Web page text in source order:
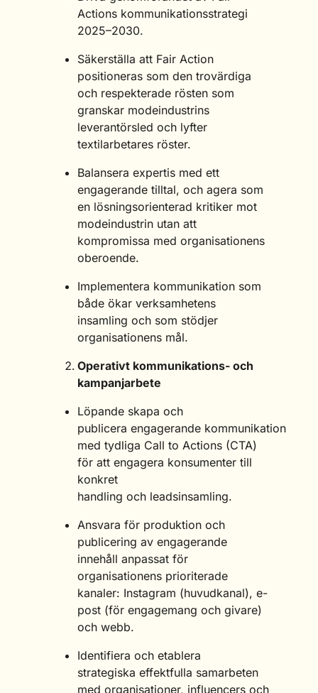
Actions kommunikationsstrategi
2025–2030.
Säkerställa att Fair Action
positioneras som den trovärdiga
och respekterade rösten som
granskar modeindustrins
leverantörsled och lyfter
textilarbetares röster.
Balansera expertis med ett
engagerande tilltal, och agera som
en lösningsorienterad kritiker mot
modeindustrin utan att
kompromissa med organisationens
oberoende.
Implementera kommunikation som
både ökar verksamhetens
insamling och som stödjer
organisationens mål.
Operativt kommunikations- och
kampanjarbete
Löpande skapa och
publicera engagerande kommunikation
med tydliga Call to Actions (CTA)
för att engagera konsumenter till
konkret
handling och leadsinsamling.
Ansvara för produktion och
publicering av engagerande
innehåll anpassat för
organisationens prioriterade
kanaler: Instagram (huvudkanal), e-
post (för engagemang och givare)
och webb.
Identifiera och etablera
strategiska effektfulla samarbeten
med organisationer, influencers och